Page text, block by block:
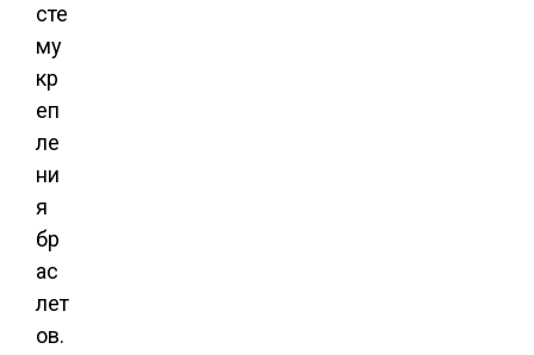
сте
му
кр
еп
ле
ни
я
бр
ас
лет
ов.